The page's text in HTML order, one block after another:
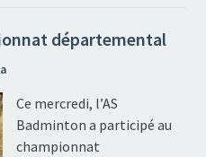
départemental
Ce mercredi, l’AS
Badminton a participé au
championnat